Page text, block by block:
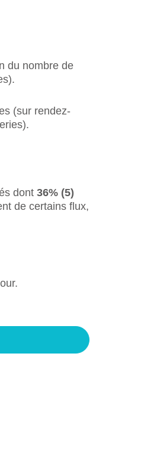
du nombre de
(sur rendez-
dont 36% (5)
de certains flux,